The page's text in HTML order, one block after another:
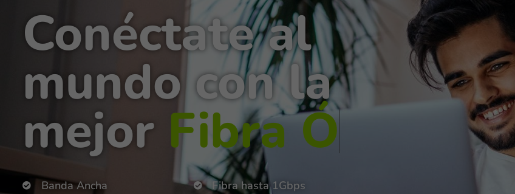
Conéctate al
mundo con la
mejor Fibra Ópt i
Banda Ancha
Fibra hasta 1Gbps